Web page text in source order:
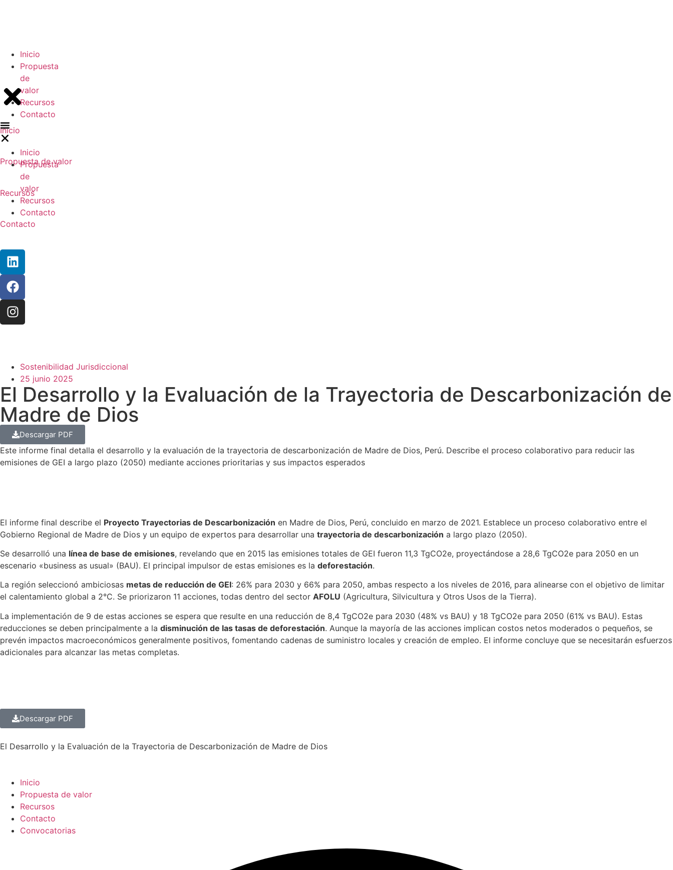
Inicio
Propuesta
de
valor
Recursos
Contacto
Inicio
Propuesta
de
valor
Recursos
Contacto
Inicio
Propuesta de valor
Recursos
Contacto
Sostenibilidad Jurisdiccional
25 junio 2025
El Desarrollo y la Evaluación de la Trayectoria de Descarbonización de
Madre de Dios
Descargar PDF
Este informe final detalla el desarrollo y la evaluación de la trayectoria de descarbonización de Madre de Dios, Perú. Describe el proceso colaborativo para reducir las
emisiones de GEI a largo plazo (2050) mediante acciones prioritarias y sus impactos esperados
El informe final describe el Proyecto Trayectorias de Descarbonización en Madre de Dios, Perú, concluido en marzo de 2021. Establece un proceso colaborativo entre el
Gobierno Regional de Madre de Dios y un equipo de expertos para desarrollar una trayectoria de descarbonización a largo plazo (2050).
Se desarrolló una línea de base de emisiones, revelando que en 2015 las emisiones totales de GEI fueron 11,3 TgCO2e, proyectándose a 28,6 TgCO2e para 2050 en un
escenario «business as usual» (BAU). El principal impulsor de estas emisiones es la deforestación.
La región seleccionó ambiciosas metas de reducción de GEI: 26% para 2030 y 66% para 2050, ambas respecto a los niveles de 2016, para alinearse con el objetivo de limitar
el calentamiento global a 2°C. Se priorizaron 11 acciones, todas dentro del sector AFOLU (Agricultura, Silvicultura y Otros Usos de la Tierra).
La implementación de 9 de estas acciones se espera que resulte en una reducción de 8,4 TgCO2e para 2030 (48% vs BAU) y 18 TgCO2e para 2050 (61% vs BAU). Estas
reducciones se deben principalmente a la disminución de las tasas de deforestación. Aunque la mayoría de las acciones implican costos netos moderados o pequeños, se
prevén impactos macroeconómicos generalmente positivos, fomentando cadenas de suministro locales y creación de empleo. El informe concluye que se necesitarán esfuerzos
adicionales para alcanzar las metas completas.
Descargar PDF
El Desarrollo y la Evaluación de la Trayectoria de Descarbonización de Madre de Dios
Inicio
Propuesta de valor
Recursos
Contacto
Convocatorias